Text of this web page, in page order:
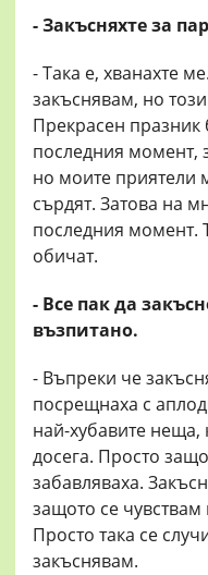
- Закъсняхте за
- Така е, хванахте
закъснявам, но
Прекрасен
последния момент,
но моите приятели
сърдят. Затова на
последния момент.
обичат.
- Все пак да
възпитано.
- Въпреки че
посрещнаха с
най-хубавите неща,
досега. Просто
забавляваха.
защото се
Просто така се
закъснявам.